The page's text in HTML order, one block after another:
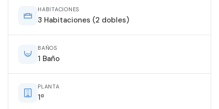
HABITACIONES
3 Habitaciones (2 dobles)
BAÑOS
1 Baño
PLANTA
1ª